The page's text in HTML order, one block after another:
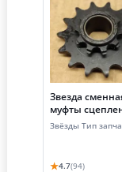
Звезда
муфты
= 12, шаг 12.7,
428)
Звёзды Тип
★4.7(94)